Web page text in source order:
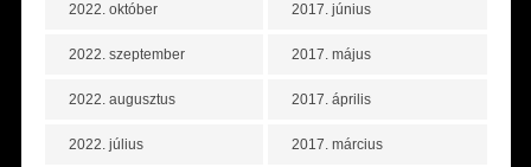
2022. október
2022. szeptember
2022. augusztus
2022. július
2017. június
2017. május
2017. április
2017. március